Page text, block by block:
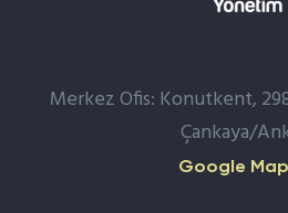
Merkez Ofis: Konutkent,
Çankaya/
Google